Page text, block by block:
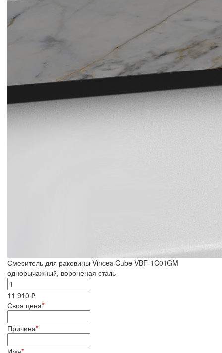
Смеситель для раковины Vincea Cube VBF-1C01GM
однорычажный, вороненая сталь
11 910 ₽
Своя цена*
Причина*